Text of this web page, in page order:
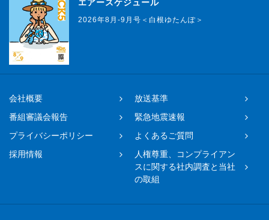
エアースケジュール
2026年8月-9月号＜白根ゆたんぽ＞
会社概要
放送基準
番組審議会報告
緊急地震速報
プライバシーポリシー
よくあるご質問
採用情報
人権尊重、コンプライアン
スに関する社内調査と当社
の取組